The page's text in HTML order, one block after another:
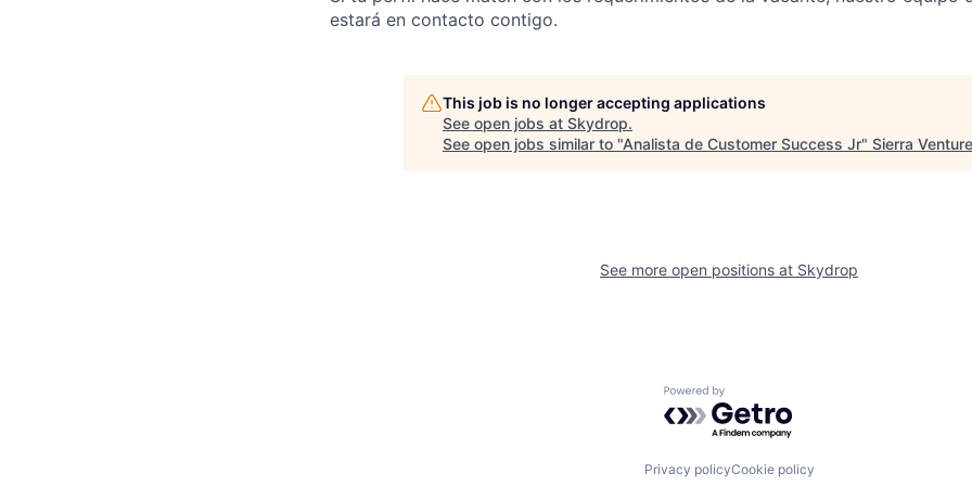
estará en contacto contigo.
This job is no longer accepting applications
See open jobs at Skydrop.
See open jobs similar to "Analista de Customer Success Jr" Sierra
See more open positions at Skydrop
Powered by Getro.com
Privacy policyCookie policy